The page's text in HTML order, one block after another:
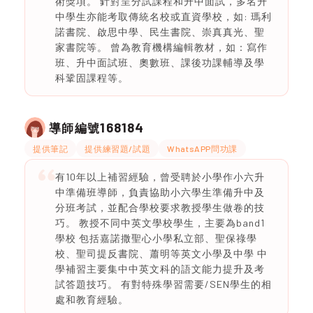
中學生亦能考取傳統名校或直資學校，如: 瑪利
諾書院、啟思中學、民生書院、崇真真光、聖
家書院等。 曾為教育機構編輯教材，如：寫作
班、升中面試班、奧數班、課後功課輔導及學
科鞏固課程等。
導師編號168184
提供筆記 提供練習題/試題 WhatsAPP問功課
有10年以上補習經驗，曾受聘於小學作小六升
中準備班導師，負責協助小六學生準備升中及
分班考試，並配合學校要求教授學生做卷的技
巧。 教授不同中英文學校學生，主要為band1
學校 包括嘉諾撒聖心小學私立部、聖保祿學
校、聖司提反書院、蕭明等英文小學及中學 中
學補習主要集中中英文科的語文能力提升及考
試答題技巧。 有對特殊學習需要/SEN學生的相
處和教育經驗。